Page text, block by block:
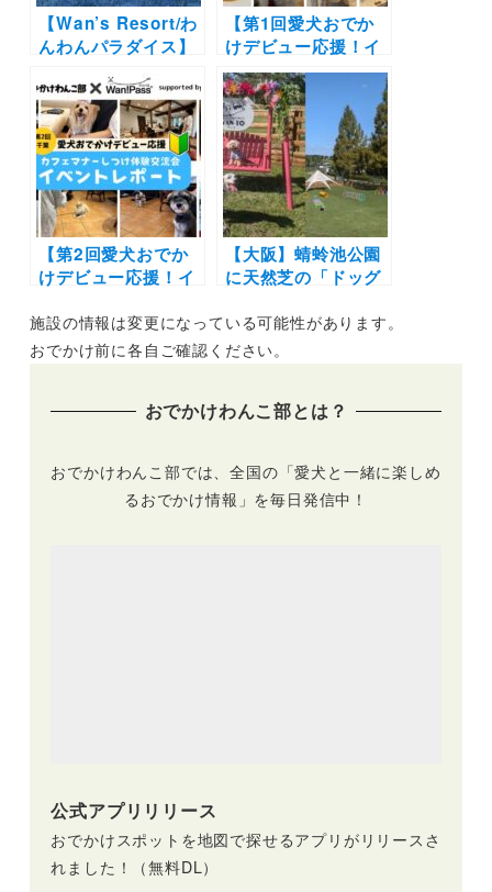
【Wan’s Resort/わ
んわんパラダイス】
外ドッグランリニュ
ーアルが決定！サイ
ズ別ランを設置！フ
ォトジェニックな写
真が撮影できるスポ
ットも♩
【第1回愛犬おでか
けデビュー応援！イ
ベントレポ】カフェ
マナーのポイント・
基本のしつけ・マナ
ーウェアの履かせ方
をみんなで楽しく学
びました
【第2回愛犬おでか
けデビュー応援！イ
吠えてもOK！ドッ
グトレーナーから学
九里）
【大阪】蜻蛉池公園
に天然芝の「ドッグ
TO」が2024年11月
オープン！エリア分
フォトスポットも
施設の情報は変更になっている可能性があります。
おでかけ前に各自ご確認ください。
おでかけわんこ部とは？
おでかけわんこ部では、全国の「愛犬と一緒に楽しめ
るおでかけ情報」を毎日発信中！
公式アプリリリース
おでかけスポットを地図で探せるアプリがリリースさ
れました！（無料DL）